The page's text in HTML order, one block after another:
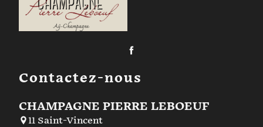
Contactez-nous
CHAMPAGNE PIERRE LEBOEUF
11 Saint-Vincent